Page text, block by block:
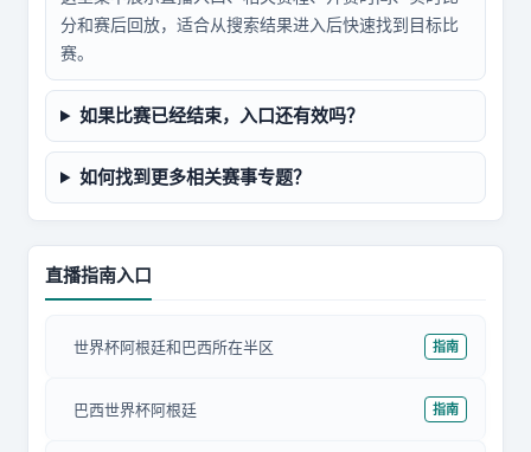
分和赛后回放，适合从搜索结果进入后快速找到目标比
赛。
如果比赛已经结束，入口还有效吗？
如何找到更多相关赛事专题？
直播指南入口
世界杯阿根廷和巴西所在半区 指南
巴西世界杯阿根廷 指南